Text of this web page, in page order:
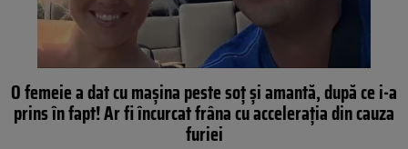
O femeie a dat cu mașina peste soț și amantă, după ce i-a
prins în fapt! Ar fi încurcat frâna cu accelerația din cauza
furiei